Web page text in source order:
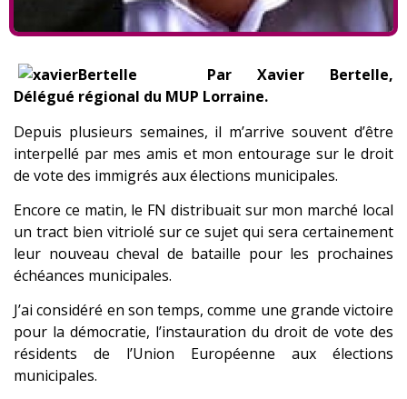
Par Xavier Bertelle,
Délégué régional du MUP Lorraine.
Depuis plusieurs semaines, il m’arrive souvent d’être
interpellé par mes amis et mon entourage sur le droit
de vote des immigrés aux élections municipales.
Encore ce matin, le FN distribuait sur mon marché local
un tract bien vitriolé sur ce sujet qui sera certainement
leur nouveau cheval de bataille pour les prochaines
échéances municipales.
J’ai considéré en son temps, comme une grande victoire
pour la démocratie, l’instauration du droit de vote des
résidents de l’Union Européenne aux élections
municipales.